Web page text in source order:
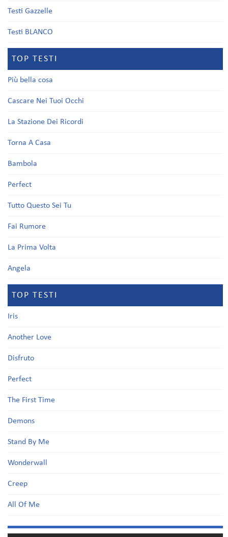
Testi Gazzelle
Testi BLANCO
TOP TESTI
Più bella cosa
Cascare Nei Tuoi Occhi
La Stazione Dei Ricordi
Torna A Casa
Bambola
Perfect
Tutto Questo Sei Tu
Fai Rumore
La Prima Volta
Angela
TOP TESTI
Iris
Another Love
Disfruto
Perfect
The First Time
Demons
Stand By Me
Wonderwall
Creep
All Of Me